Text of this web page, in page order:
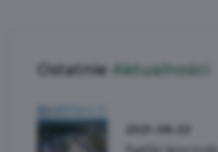
Ostatnie Aktualności